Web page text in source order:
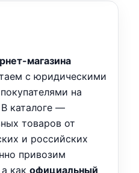
магазина
с юридическими
на
каталоге —
товаров от
и российских
привозим
как официальный